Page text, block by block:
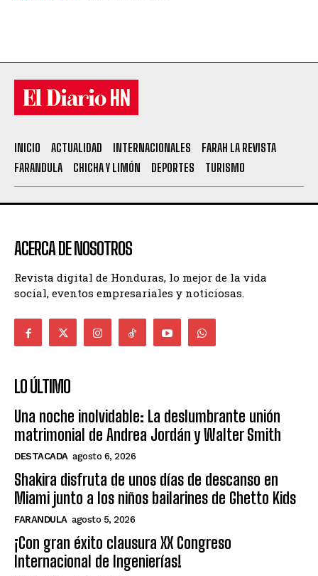
INICIO ACTUALIDAD INTERNACIONALES
FARAH LA REVISTA
FARANDULA
CHICHA Y LIMÓN DEPORTES TURISMO
ACERCA DE NOSOTROS
Revista digital de Honduras, lo mejor de la vida
social, eventos empresariales y noticiosas.
LO ÚLTIMO
Una noche inolvidable: La deslumbrante unión
matrimonial de Andrea Jordán y Walter Smith
DESTACADA agosto 6, 2026
Shakira disfruta de unos días de descanso en
Miami junto a los niños bailarines de Ghetto Kids
FARANDULA agosto 5, 2026
¡Con gran éxito clausura XX Congreso
Internacional de Ingenierías!